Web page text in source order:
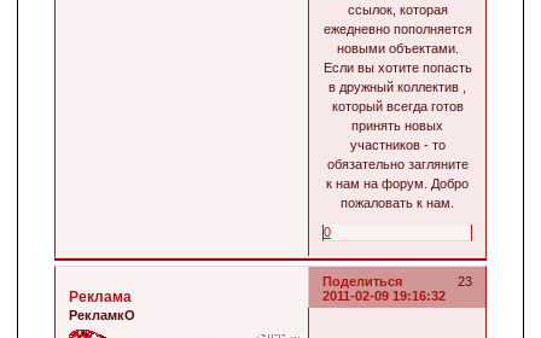
ссылок, которая
ежедневно пополняется
новыми объектами.
Если вы хотите попасть
в дружный коллектив ,
который всегда готов
принять новых
участников - то
обязательно загляните
к нам на форум. Добро
пожаловать к нам.
0
Поделиться
23
2011-02-09 19:16:32
Реклама
РекламкО